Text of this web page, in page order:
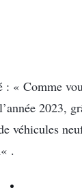
« Comme
2023,
véhicules
« .